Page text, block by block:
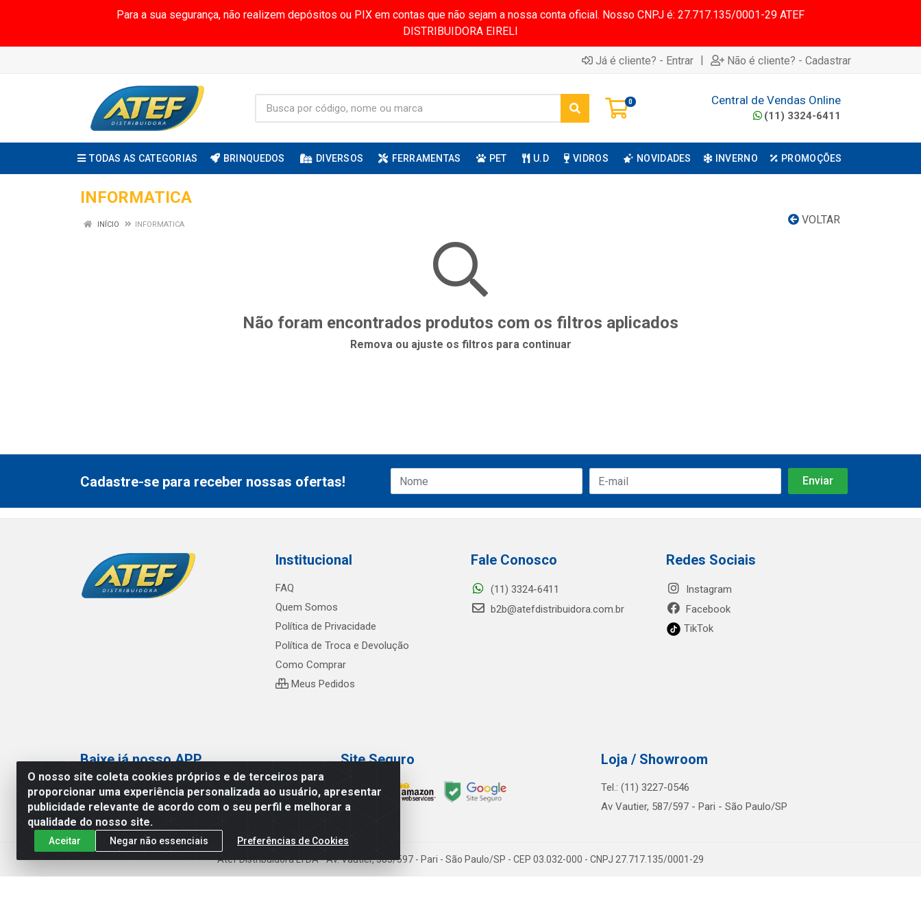
Para a sua segurança, não realizem depósitos ou PIX em contas que não sejam a nossa conta oficial. Nosso CNPJ é: 27.717.135/0001-29 ATEF
DISTRIBUIDORA EIRELI
Já é cliente? - Entrar | Não é cliente? - Cadastrar
0 Central de Vendas Online
(11) 3324-6411
TODAS AS CATEGORIAS BRINQUEDOS DIVERSOS FERRAMENTAS PET U.D VIDROS NOVIDADES INVERNO PROMOÇÕES
INFORMATICA
VOLTAR
INÍCIO INFORMATICA
Não foram encontrados produtos com os filtros aplicados
Remova ou ajuste os filtros para continuar
O nosso site coleta cookies próprios e de terceiros para
proporcionar uma experiência personalizada ao usuário, apresentar
publicidade relevante de acordo com o seu perfil e melhorar a
qualidade do nosso site.
Aceitar Negar não essenciais Preferências de Cookies
Cadastre-se para receber nossas ofertas!
Institucional
FAQ
Quem Somos
Política de Privacidade
Política de Troca e Devolução
Como Comprar
Meus Pedidos
Fale Conosco
(11) 3324-6411
b2b@atefdistribuidora.com.br
Redes Sociais
Instagram
Facebook
TikTok
Baixe já nosso APP Site Seguro Loja / Showroom
Tel.: (11) 3227-0546
Av Vautier, 587/597 - Pari - São Paulo/SP
Atef Distribuidora LTDA - Av. Vautier, 585/597 - Pari - São Paulo/SP - CEP 03.032-000 - CNPJ 27.717.135/0001-29